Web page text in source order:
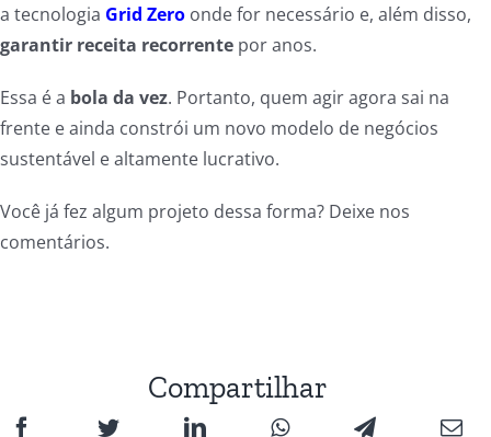
a tecnologia Grid Zeroonde for necessário e, além disso,
garantir receita recorrentepor anos.
Essa é a bola da vez. Portanto, quem agir agora sai na
frente e ainda constrói um novo modelo de negócios
sustentável e altamente lucrativo.
Você já fez algum projeto dessa forma? Deixe nos
comentários.
Compartilhar